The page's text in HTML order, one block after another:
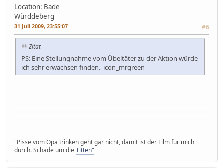
Location: Bade
Würddeberg
31 Juli 2009, 23:55:07 #6
Zitat
PS: Eine Stellungnahme vom Übeltäter zu der Aktion würde
ich sehr erwachsen finden. icon_mrgreen
"Pisse vom Opa trinken geht gar nicht, damit ist der Film für mich
durch. Schade um die Titten"